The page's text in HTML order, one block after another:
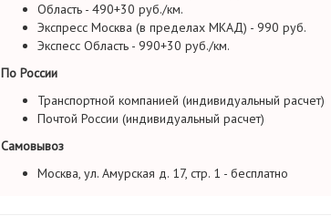
Область - 490+30 руб./км.
Экспресс Москва (в пределах МКАД) - 990 руб.
Экспесс Область - 990+30 руб./км.
По России
Транспортной компанией (индивидуальный расчет)
Почтой России (индивидуальный расчет)
Самовывоз
Москва, ул. Амурская д. 17, стр. 1 - бесплатно